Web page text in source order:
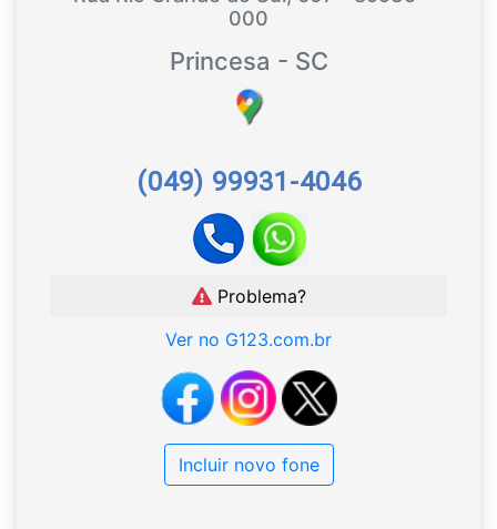
000
Princesa - SC
(049) 99931-4046
Problema?
Ver no G123.com.br
Incluir novo fone